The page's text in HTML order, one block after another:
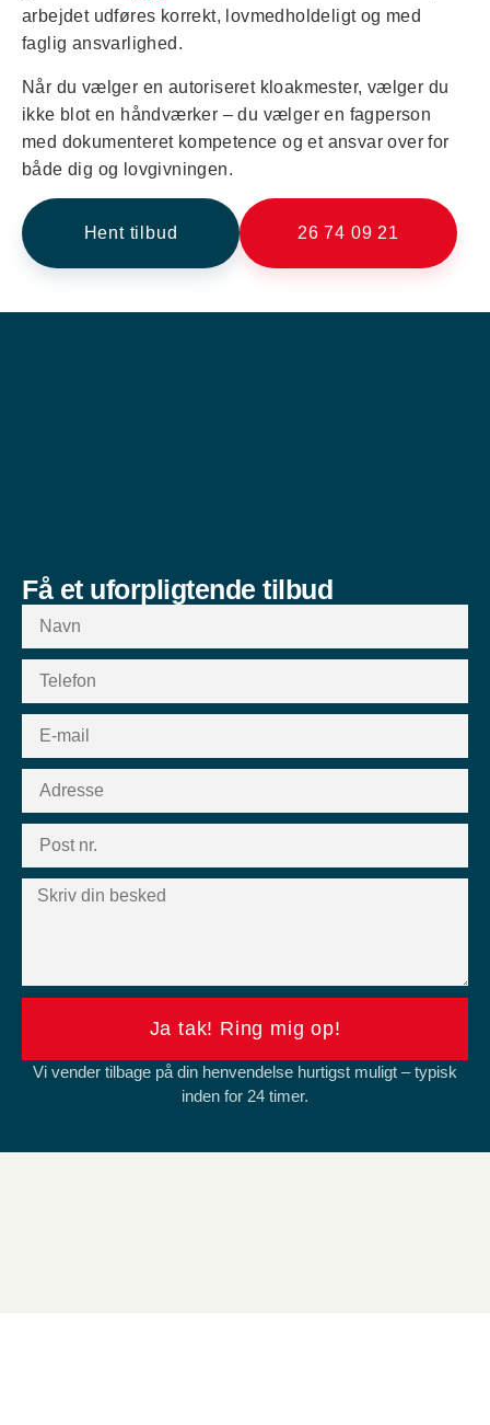
arbejdet udføres korrekt, lovmedholdeligt og med
faglig ansvarlighed.
Når du vælger en autoriseret kloakmester, vælger du
ikke blot en håndværker – du vælger en fagperson
med dokumenteret kompetence og et ansvar over for
både dig og lovgivningen.
Hent tilbud 26 74 09 21
Få et uforpligtende tilbud
Ja tak! Ring mig op!
Vi vender tilbage på din henvendelse hurtigst muligt – typisk
inden for 24 timer.